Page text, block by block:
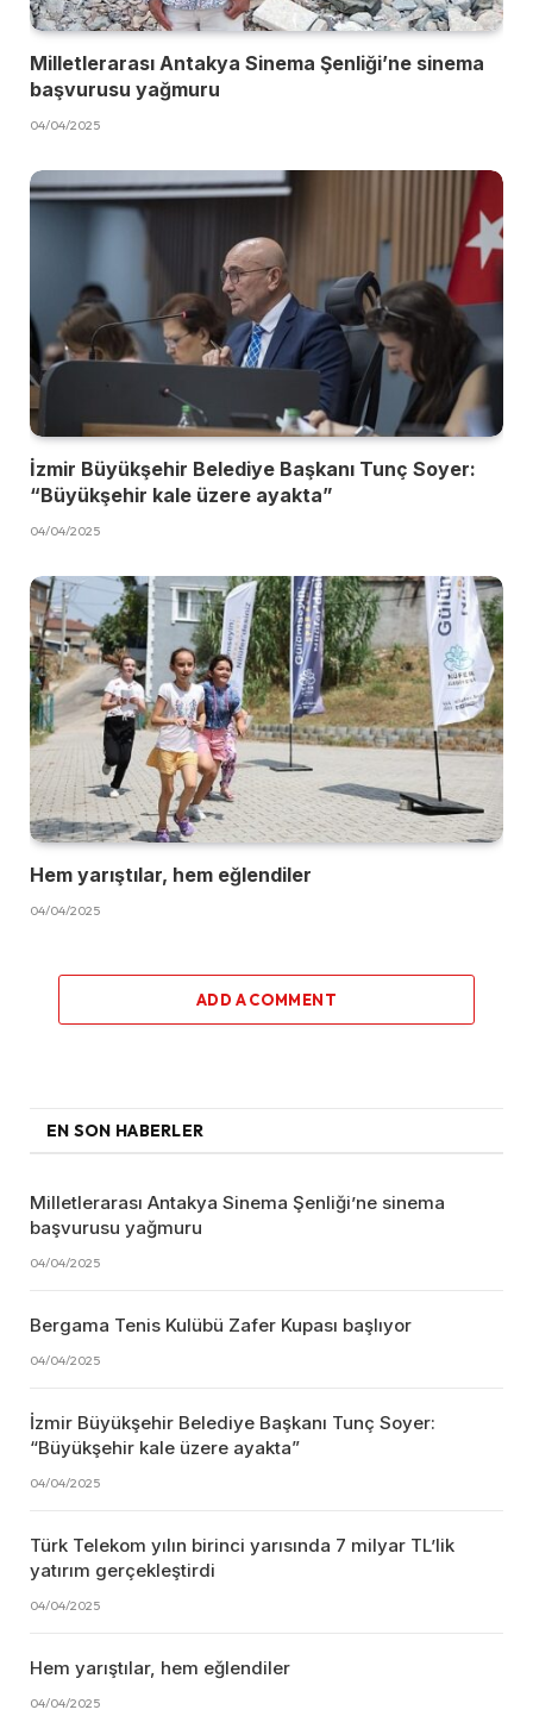
Milletlerarası Antakya Sinema Şenliği’ne sinema
başvurusu yağmuru
04/04/2025
İzmir Büyükşehir Belediye Başkanı Tunç Soyer:
“Büyükşehir kale üzere ayakta”
04/04/2025
Hem yarıştılar, hem eğlendiler
04/04/2025
ADD A COMMENT
EN SON HABERLER
Milletlerarası Antakya Sinema Şenliği’ne sinema
başvurusu yağmuru
04/04/2025
Bergama Tenis Kulübü Zafer Kupası başlıyor
04/04/2025
İzmir Büyükşehir Belediye Başkanı Tunç Soyer:
“Büyükşehir kale üzere ayakta”
04/04/2025
Türk Telekom yılın birinci yarısında 7 milyar TL’lik
yatırım gerçekleştirdi
04/04/2025
Hem yarıştılar, hem eğlendiler
04/04/2025